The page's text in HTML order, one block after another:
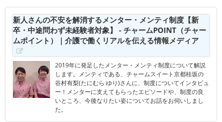
新人さんの不安を解消するメンター・メンティ制度【新
卒・中途問わず未経験者対象】 - チャームPOINT（チャー
ムポイント）｜介護で働くリアルを伝える情報メディア
2019年に発足したメンター・メンティ制度について解説
します。メンティである、チャームスイート京都桂坂の
谷村有梨(たにむら ゆり)さんに、制度についてインタビュ
ー！メンターに支えてもらったエピソードや、制度の良
いところ、今後なりたい姿についてお話をお伺いしまし
た。